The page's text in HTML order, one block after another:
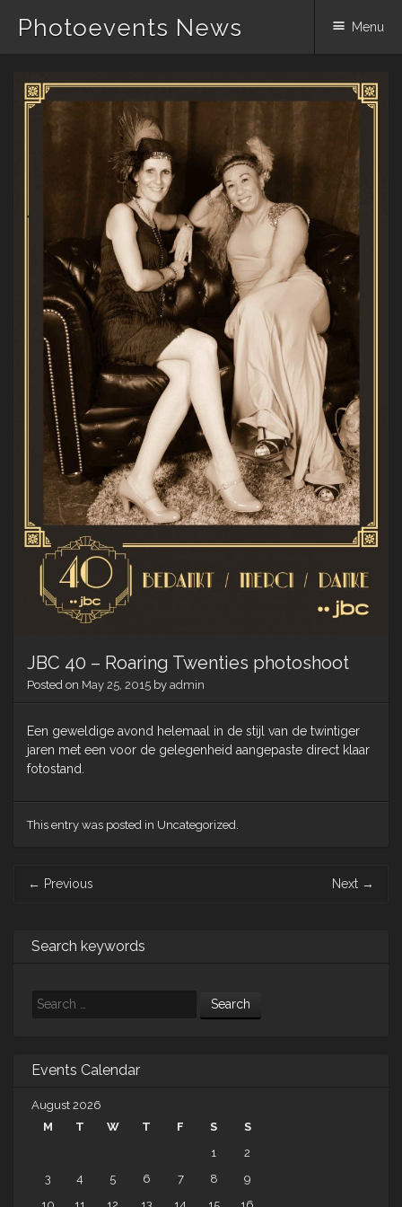
Photoevents News Menu
JBC 40 – Roaring Twenties photoshoot
Posted on May 25, 2015 by admin
Een geweldige avond helemaal in de stijl van de twintiger
jaren met een voor de gelegenheid aangepaste direct klaar
fotostand.
This entry was posted in Uncategorized.
navigation
← Previous Next →
Search keywords
Search
Events Calendar
August 2026
M
T W T F S
S
1
2
3
4 5 6 7 8
9